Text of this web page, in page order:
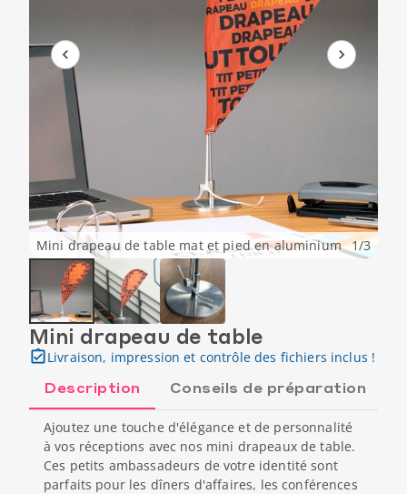
Mini drapeau de table mat et pied en aluminium 1/3
Mini drapeau de table
Livraison, impression et contrôle des fichiers inclus !
Description Conseils de préparation
Ajoutez une touche d'élégance et de personnalité
à vos réceptions avec nos mini drapeaux de table.
Ces petits ambassadeurs de votre identité sont
parfaits pour les dîners d'affaires, les conférences